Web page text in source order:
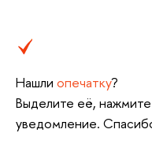
Нашли опечатку?
Выделите её,
уведомление.